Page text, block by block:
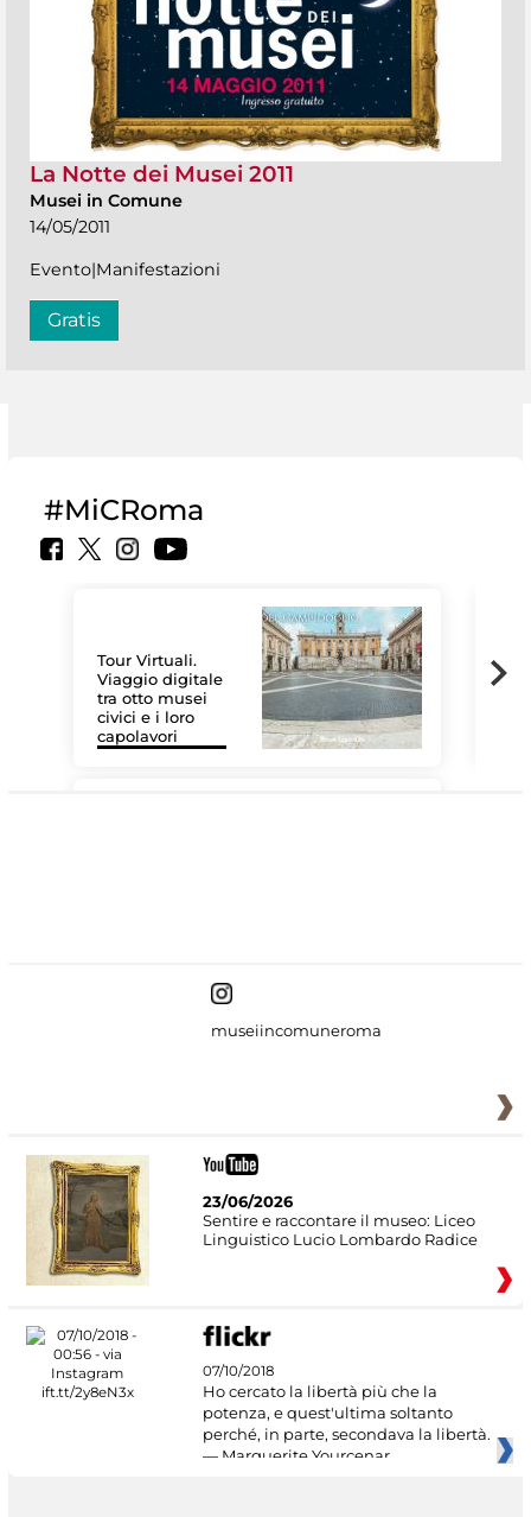
La Notte dei Musei 2011
Musei in Comune
14/05/2011
Evento|Manifestazioni
Gratis
#MiCRoma
Tour Virtuali.
Viaggio digitale
tra otto musei
civici e i loro
capolavori
museiincomuneroma
23/06/2026
Sentire e raccontare il museo: Liceo
Linguistico Lucio Lombardo Radice
07/10/2018
Ho cercato la libertà più che la
potenza, e quest'ultima soltanto
perché, in parte, secondava la libertà.
— Marguerite Yourcenar